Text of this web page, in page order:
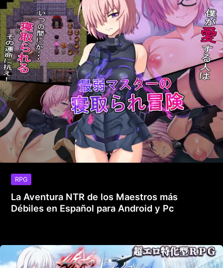
RPG
La Aventura NTR de los Maestros más
Débiles en Español para Android y Pc